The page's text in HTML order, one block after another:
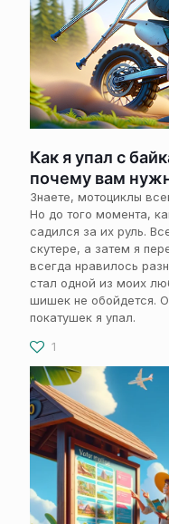
Как я упал с
почему вам
Знаете, мотоциклы
Но до того момента,
садился за их руль.
скутере, а затем я
всегда нравилось
стал одной из моих
шишек не обойдется.
покатушек я упал.
1